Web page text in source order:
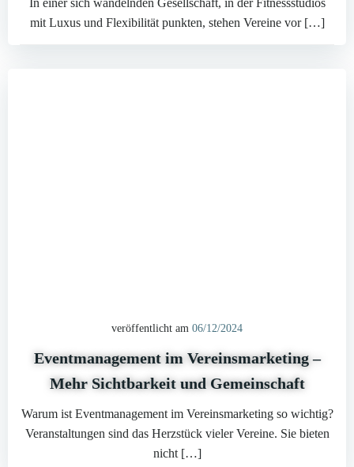
In einer sich wandelnden Gesellschaft, in der Fitnessstudios
mit Luxus und Flexibilität punkten, stehen Vereine vor […]
veröffentlicht am 06/12/2024
Eventmanagement im Vereinsmarketing –
Mehr Sichtbarkeit und Gemeinschaft
Warum ist Eventmanagement im Vereinsmarketing so wichtig?
Veranstaltungen sind das Herzstück vieler Vereine. Sie bieten
nicht […]